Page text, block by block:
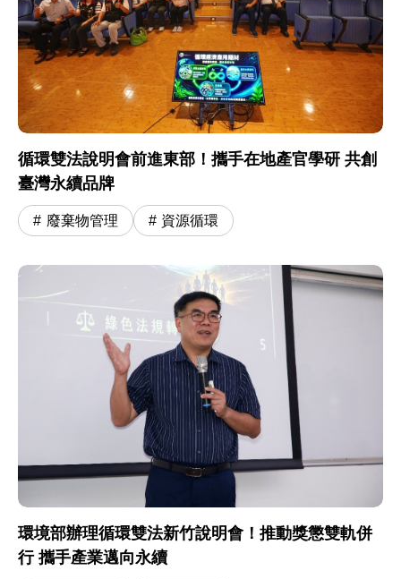
循環雙法說明會前進東部！攜手在地產官學研 共創
臺灣永續品牌
廢棄物管理 資源循環
環境部辦理循環雙法新竹說明會！推動獎懲雙軌併
行 攜手產業邁向永續